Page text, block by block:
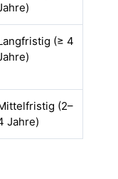
(≥ 4
(2–
Jahre)